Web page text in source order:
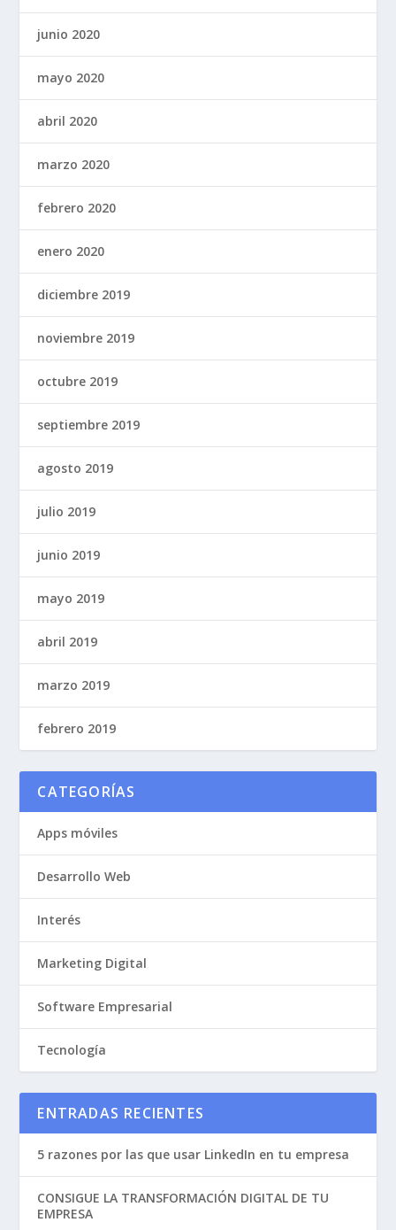
junio 2020
mayo 2020
abril 2020
marzo 2020
febrero 2020
enero 2020
diciembre 2019
noviembre 2019
octubre 2019
septiembre 2019
agosto 2019
julio 2019
junio 2019
mayo 2019
abril 2019
marzo 2019
febrero 2019
CATEGORÍAS
Apps móviles
Desarrollo Web
Interés
Marketing Digital
Software Empresarial
Tecnología
ENTRADAS RECIENTES
5 razones por las que usar LinkedIn en tu empresa
CONSIGUE LA TRANSFORMACIÓN DIGITAL DE TU
EMPRESA